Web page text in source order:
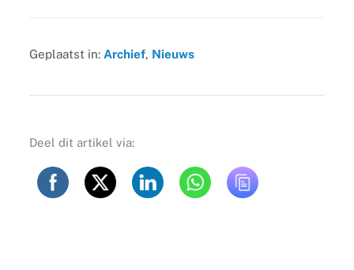
Geplaatst in: Archief, Nieuws
Deel dit artikel via: